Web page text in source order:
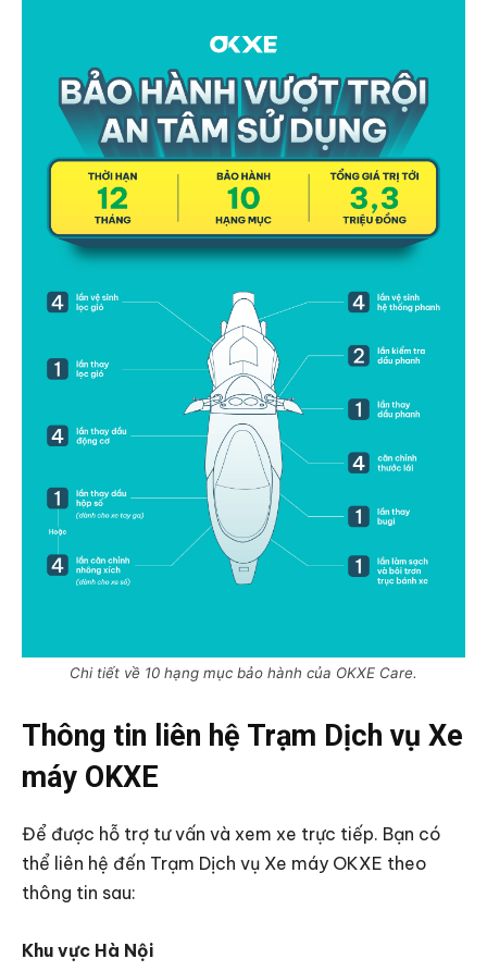
Chi tiết về 10 hạng mục bảo hành của OKXE Care.
Thông tin liên hệ Trạm Dịch vụ Xe
máy OKXE
Để được hỗ trợ tư vấn và xem xe trực tiếp. Bạn có
thể liên hệ đến Trạm Dịch vụ Xe máy OKXE theo
thông tin sau:
Khu vực Hà Nội